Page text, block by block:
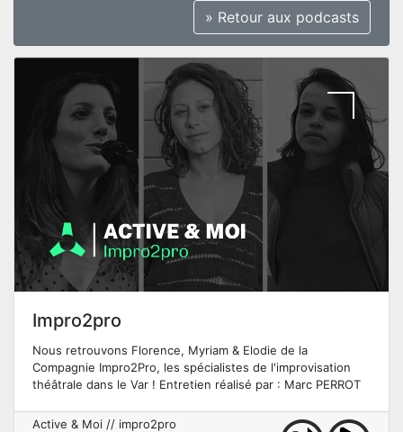
» Retour aux podcasts
Impro2pro
Nous retrouvons Florence, Myriam & Elodie de la
Compagnie Impro2Pro, les spécialistes de l'improvisation
théâtrale dans le Var ! Entretien réalisé par : Marc PERROT
Active & Moi // impro2pro